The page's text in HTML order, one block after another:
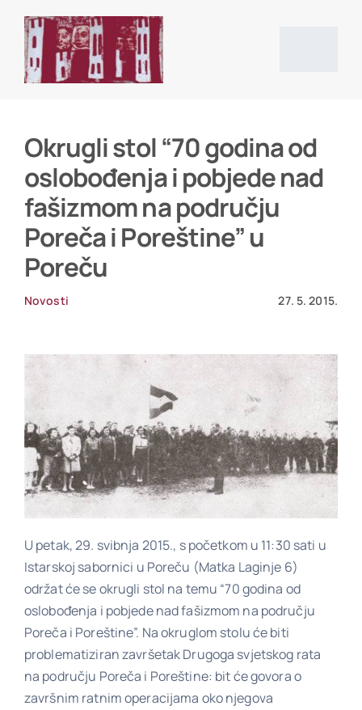
content
Vijesti
O društvu
Povijesni izvori i literatura
Poveznice
Kontakt
Okrugli stol “70 godina od
oslobođenja i pobjede nad
fašizmom na području
Poreča i Poreštine” u
Poreču
Novosti 27. 5. 2015.
U petak, 29. svibnja 2015., s početkom u 11:30 sati u
Istarskoj sabornici u Poreču (Matka Laginje 6)
održat će se okrugli stol na temu “70 godina od
oslobođenja i pobjede nad fašizmom na području
Poreča i Poreštine”. Na okruglom stolu će biti
problematiziran završetak Drugoga svjetskog rata
na području Poreča i Poreštine: bit će govora o
završnim ratnim operacijama oko njegova